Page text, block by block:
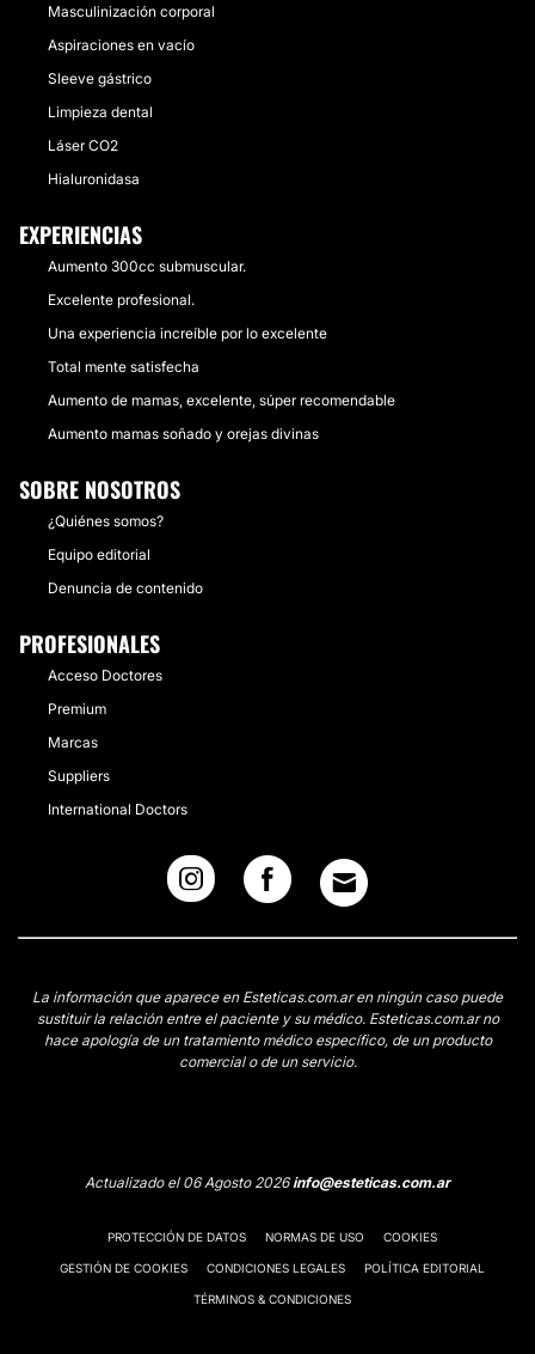
Masculinización corporal
Aspiraciones en vacío
Sleeve gástrico
Limpieza dental
Láser CO2
Hialuronidasa
EXPERIENCIAS
Aumento 300cc submuscular.
Excelente profesional.
Una experiencia increíble por lo excelente
Total mente satisfecha
Aumento de mamas, excelente, súper recomendable
Aumento mamas soñado y orejas divinas
SOBRE NOSOTROS
¿Quiénes somos?
Equipo editorial
Denuncia de contenido
PROFESIONALES
Acceso Doctores
Premium
Marcas
Suppliers
International Doctors
La información que aparece en Esteticas.com.ar en ningún caso puede
sustituir la relación entre el paciente y su médico. Esteticas.com.ar no
hace apología de un tratamiento médico específico, de un producto
comercial o de un servicio.
Actualizado el 06 Agosto 2026info@esteticas.com.ar
PROTECCIÓN DE DATOS NORMAS DE USO COOKIES
GESTIÓN DE COOKIES CONDICIONES LEGALES POLÍTICA EDITORIAL
TÉRMINOS & CONDICIONES